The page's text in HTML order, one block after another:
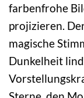
farbenfrohe
projizieren.
magische
Dunkelheit